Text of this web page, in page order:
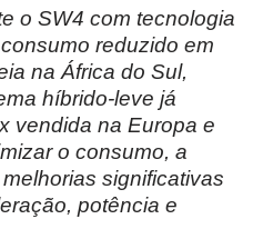
o SW4 com tecnologia
reduzido em
na África do Sul,
híbrido-leve já
vendida na Europa e
o consumo, a
significativas
potência e